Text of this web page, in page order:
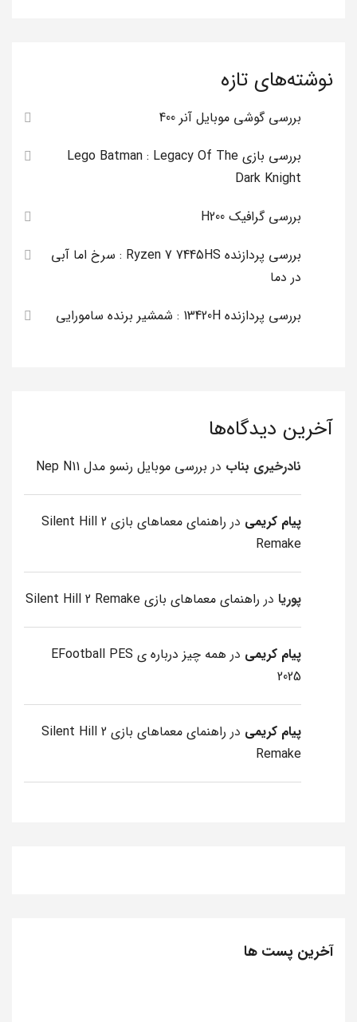
نوشته‌های تازه
بررسی گوشی موبایل آنر 400
بررسی بازی Lego Batman : Legacy Of The
Dark Knight
بررسی گرافیک H200
بررسی پردازنده Ryzen 7 7445HS : سرخ اما آبی
در دما
بررسی پردازنده 13420H : شمشیر برنده سامورایی
آخرین دیدگاه‌ها
نادرخیری بناب در بررسی موبایل رنسو مدل Nep N11
پیام کریمی در
راهنمای معماهای بازی Silent Hill 2
Remake
پوریا در راهنمای معماهای بازی Silent Hill 2 Remake
پیام کریمی در
همه چیز درباره ی EFootball PES
2025
پیام کریمی در
راهنمای معماهای بازی Silent Hill 2
Remake
آخرین پست ها